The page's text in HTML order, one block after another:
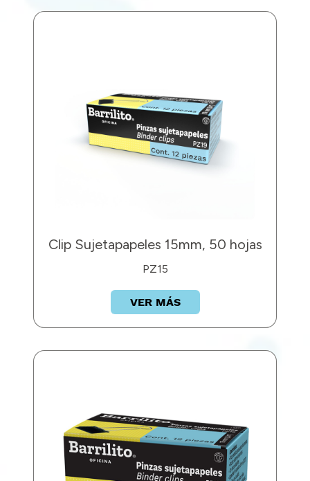
Clip Sujetapapeles 15mm, 50 hojas
PZ15
VER MÁS